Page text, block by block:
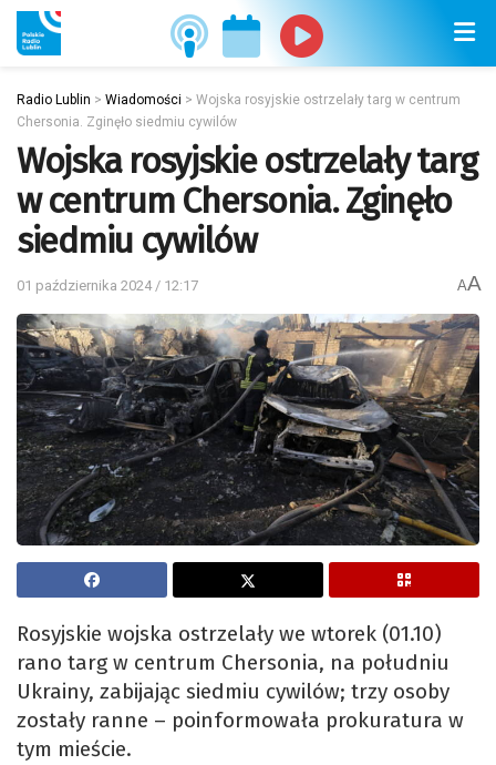
Radio Lublin > Wiadomości > Wojska rosyjskie ostrzelały targ w centrum
Chersonia. Zginęło siedmiu cywilów
Wojska rosyjskie ostrzelały targ
w centrum Chersonia. Zginęło
siedmiu cywilów
01 października 2024 / 12:17 AA
Rosyjskie wojska ostrzelały we wtorek (01.10)
rano targ w centrum Chersonia, na południu
Ukrainy, zabijając siedmiu cywilów; trzy osoby
zostały ranne – poinformowała prokuratura w
tym mieście.